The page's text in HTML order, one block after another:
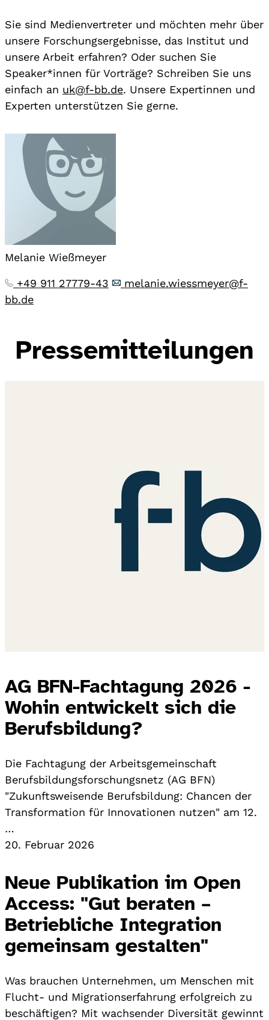
Sie sind Medienvertreter und möchten mehr über
unsere Forschungsergebnisse, das Institut und
unsere Arbeit erfahren? Oder suchen Sie
Speaker*innen für Vorträge? Schreiben Sie uns
einfach an uk@f-bb.de. Unsere Expertinnen und
Experten unterstützen Sie gerne.
Melanie Wießmeyer
+49 911 27779-43
melanie.wiessmeyer@f-
bb.de
Pressemitteilungen
AG BFN-Fachtagung 2026 -
Wohin entwickelt sich die
Berufsbildung?
Die Fachtagung der Arbeitsgemeinschaft
Berufsbildungsforschungsnetz (AG BFN)
"Zukunftsweisende Berufsbildung: Chancen der
Transformation für Innovationen nutzen" am 12.
…
20. Februar 2026
Neue Publikation im Open
Access: "Gut beraten –
Betriebliche Integration
gemeinsam gestalten"
Was brauchen Unternehmen, um Menschen mit
Flucht- und Migrationserfahrung erfolgreich zu
beschäftigen? Mit wachsender Diversität gewinnt